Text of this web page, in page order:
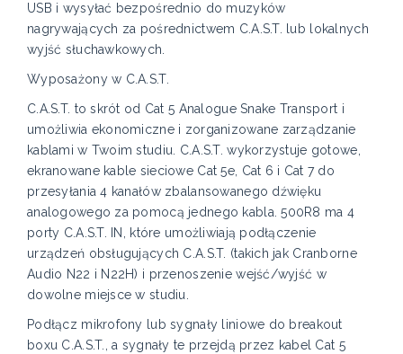
USB i wysyłać bezpośrednio do muzyków
nagrywających za pośrednictwem C.A.S.T. lub lokalnych
wyjść słuchawkowych.
Wyposażony w C.A.S.T.
C.A.S.T. to skrót od Cat 5 Analogue Snake Transport i
umożliwia ekonomiczne i zorganizowane zarządzanie
kablami w Twoim studiu. C.A.S.T. wykorzystuje gotowe,
ekranowane kable sieciowe Cat 5e, Cat 6 i Cat 7 do
przesyłania 4 kanałów zbalansowanego dźwięku
analogowego za pomocą jednego kabla. 500R8 ma 4
porty C.A.S.T. IN, które umożliwiają podłączenie
urządzeń obsługujących C.A.S.T. (takich jak Cranborne
Audio N22 i N22H) i przenoszenie wejść/wyjść w
dowolne miejsce w studiu.
Podłącz mikrofony lub sygnały liniowe do breakout
boxu C.A.S.T., a sygnały te przejdą przez kabel Cat 5